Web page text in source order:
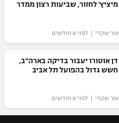
מיציץ' לחזור, שביעות רצון ממדר
אור שקדי | לפני 8 חודשים
דן אוטורו יעבור בדיקה בארה"ב,
חשש גדול בהפועל תל אביב
אור שקדי | לפני 8 חודשים